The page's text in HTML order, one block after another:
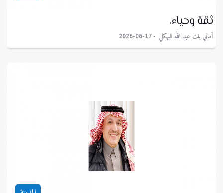
ثقة وحياء.
أماني بنت عبد الله البهكلي 2026-06-17